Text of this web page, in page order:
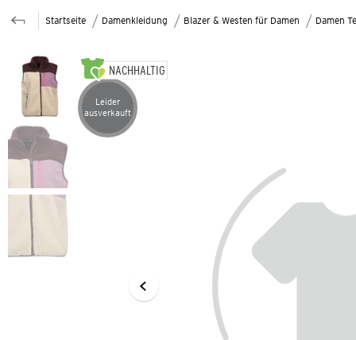
Startseite Damenkleidung Blazer & Westen für Damen Damen
NACHHALTIG
Artikel leider ausverkauft
Leider
ausverkauft